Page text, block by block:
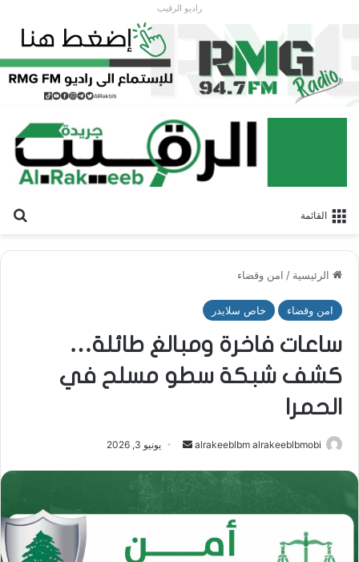
راديو الرقيب
القائمة
الرئيسية / امن وقضاء
امن وقضاء خاص سلايدر
ساعات فاخرة ومبالغ طائلة…
كشف شبكة سطو مسلح في
الحمرا
alrakeeblbm alrakeeblbmobi
أرسل
إلكترونيا
يونيو 3, 2026